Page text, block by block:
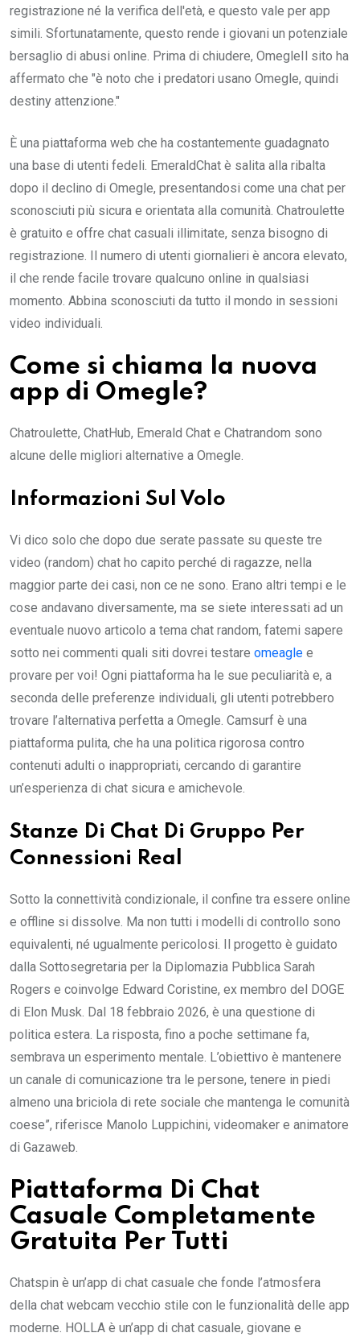
registrazione né la verifica dell'età, e questo vale per app
simili. Sfortunatamente, questo rende i giovani un potenziale
bersaglio di abusi online. Prima di chiudere, OmegleIl sito ha
affermato che "è noto che i predatori usano Omegle, quindi
destiny attenzione."
È una piattaforma web che ha costantemente guadagnato
una base di utenti fedeli. EmeraldChat è salita alla ribalta
dopo il declino di Omegle, presentandosi come una chat per
sconosciuti più sicura e orientata alla comunità. Chatroulette
è gratuito e offre chat casuali illimitate, senza bisogno di
registrazione. Il numero di utenti giornalieri è ancora elevato,
il che rende facile trovare qualcuno online in qualsiasi
momento. Abbina sconosciuti da tutto il mondo in sessioni
video individuali.
Come si chiama la nuova
app di Omegle?
Chatroulette, ChatHub, Emerald Chat e Chatrandom sono
alcune delle migliori alternative a Omegle.
Informazioni Sul Volo
Vi dico solo che dopo due serate passate su queste tre
video (random) chat ho capito perché di ragazze, nella
maggior parte dei casi, non ce ne sono. Erano altri tempi e le
cose andavano diversamente, ma se siete interessati ad un
eventuale nuovo articolo a tema chat random, fatemi sapere
sotto nei commenti quali siti dovrei testare omeagle e
provare per voi! Ogni piattaforma ha le sue peculiarità e, a
seconda delle preferenze individuali, gli utenti potrebbero
trovare l’alternativa perfetta a Omegle. Camsurf è una
piattaforma pulita, che ha una politica rigorosa contro
contenuti adulti o inappropriati, cercando di garantire
un’esperienza di chat sicura e amichevole.
Stanze Di Chat Di Gruppo Per
Connessioni Real
Sotto la connettività condizionale, il confine tra essere online
e offline si dissolve. Ma non tutti i modelli di controllo sono
equivalenti, né ugualmente pericolosi. Il progetto è guidato
dalla Sottosegretaria per la Diplomazia Pubblica Sarah
Rogers e coinvolge Edward Coristine, ex membro del DOGE
di Elon Musk. Dal 18 febbraio 2026, è una questione di
politica estera. La risposta, fino a poche settimane fa,
sembrava un esperimento mentale. L’obiettivo è mantenere
un canale di comunicazione tra le persone, tenere in piedi
almeno una briciola di rete sociale che mantenga le comunità
coese”, riferisce Manolo Luppichini, videomaker e animatore
di Gazaweb.
Piattaforma Di Chat
Casuale Completamente
Gratuita Per Tutti
Chatspin è un’app di chat casuale che fonde l’atmosfera
della chat webcam vecchio stile con le funzionalità delle app
moderne. HOLLA è un’app di chat casuale, giovane e